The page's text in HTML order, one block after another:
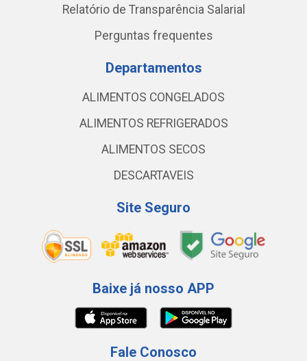
Relatório de Transparência Salarial
Perguntas frequentes
Departamentos
ALIMENTOS CONGELADOS
ALIMENTOS REFRIGERADOS
ALIMENTOS SECOS
DESCARTAVEIS
Site Seguro
Baixe já nosso APP
Fale Conosco